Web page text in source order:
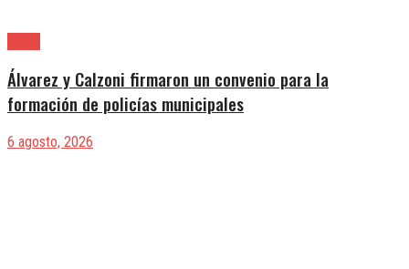
Álvarez y Calzoni firmaron un convenio para la
formación de policías municipales
6 agosto, 2026